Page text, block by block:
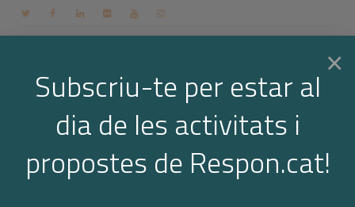
Contacte Espai membres Login CA
Arxiu per a l'etiqueta: estudis i
informes
×
Subscriu-te per estar al
dia de les activitats i
propostes de Respon.cat!